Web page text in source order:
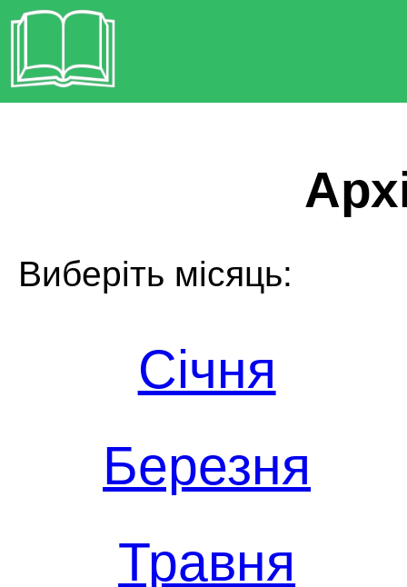
Виберіть місяць:
Січня
Березня
Травня